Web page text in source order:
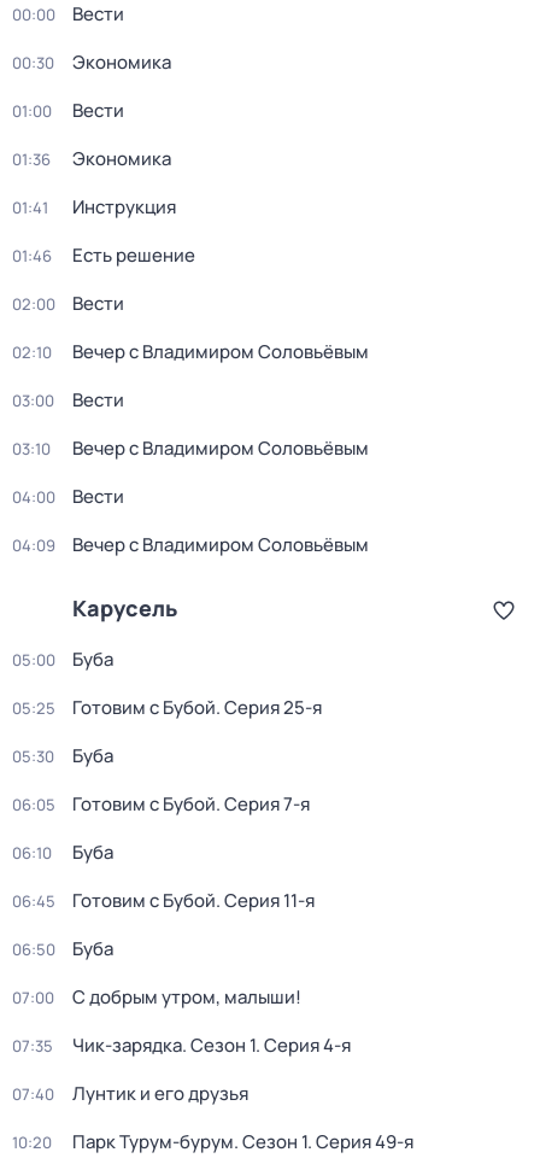
00:00 Вести
00:30 Экономика
01:00 Вести
01:36 Экономика
01:41 Инструкция
01:46 Есть решение
02:00 Вести
02:10 Вечер с Владимиром Соловьёвым
03:00 Вести
03:10 Вечер с Владимиром Соловьёвым
04:00 Вести
04:09 Вечер с Владимиром Соловьёвым
Карусель
05:00 Буба
05:25 Готовим с Бубой. Серия 25-я
05:30 Буба
06:05 Готовим с Бубой. Серия 7-я
06:10 Буба
06:45 Готовим с Бубой. Серия 11-я
06:50 Буба
07:00 С добрым утром, малыши!
07:35 Чик-зарядка. Сезон 1. Серия 4-я
07:40 Лунтик и его друзья
10:20 Парк Турум-бурум. Сезон 1. Серия 49-я